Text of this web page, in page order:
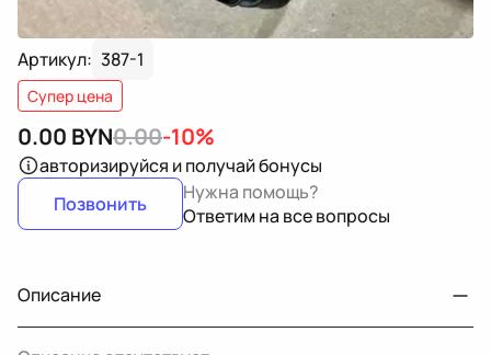
Артикул: 387-1
Супер цена
0.00 BYN0.00-10%
авторизируйся и получай бонусы
Позвонить
Нужна помощь?
Ответим на все вопросы
Описание